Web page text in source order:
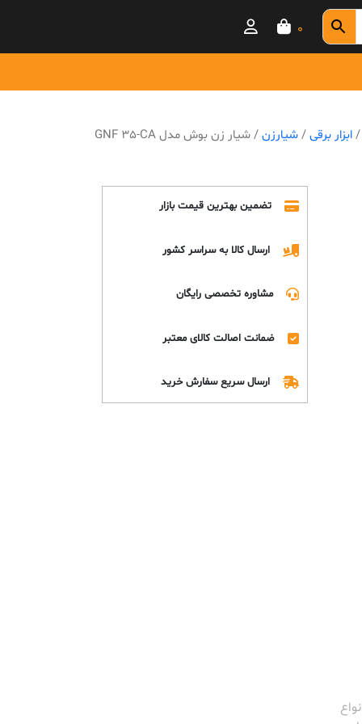
0
/ابزار برقی /شیارزن / شیار زن بوش مدل GNF 35-CA
تضمین بهترین قیمت بازار
ارسال کالا به سراسر کشور
مشاوره تخصصی رایگان
ضمانت اصالت کالای معتبر
ارسال سریع سفارش خرید